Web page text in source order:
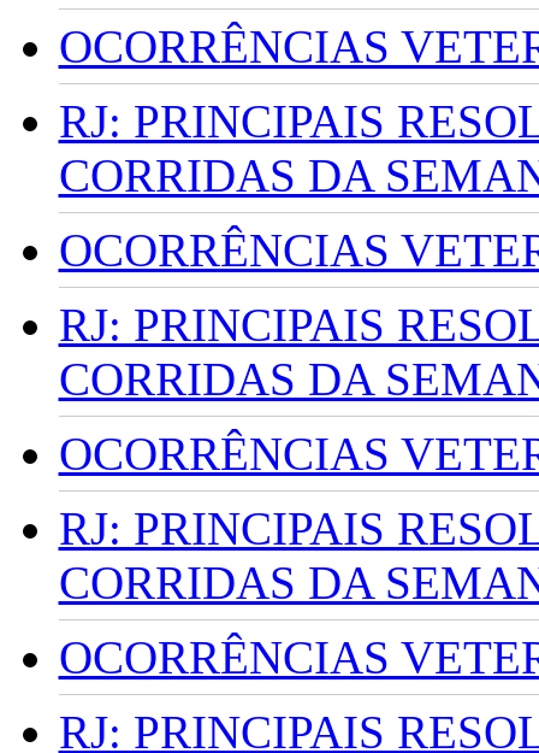
OCORRÊNCIAS
RJ: PRINCIPAIS
CORRIDAS DA
OCORRÊNCIAS
RJ: PRINCIPAIS
CORRIDAS DA
OCORRÊNCIAS
RJ: PRINCIPAIS
CORRIDAS DA
OCORRÊNCIAS
RJ: PRINCIPAIS